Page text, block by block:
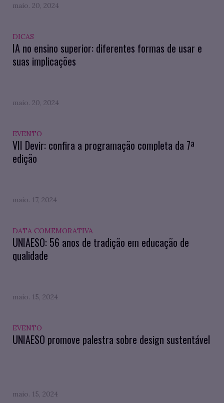
maio. 20, 2024
DICAS
IA no ensino superior: diferentes formas de usar e
suas implicações
maio. 20, 2024
EVENTO
VII Devir: confira a programação completa da 7ª
edição
maio. 17, 2024
DATA COMEMORATIVA
UNIAESO: 56 anos de tradição em educação de
qualidade
maio. 15, 2024
EVENTO
UNIAESO promove palestra sobre design sustentável
maio. 15, 2024